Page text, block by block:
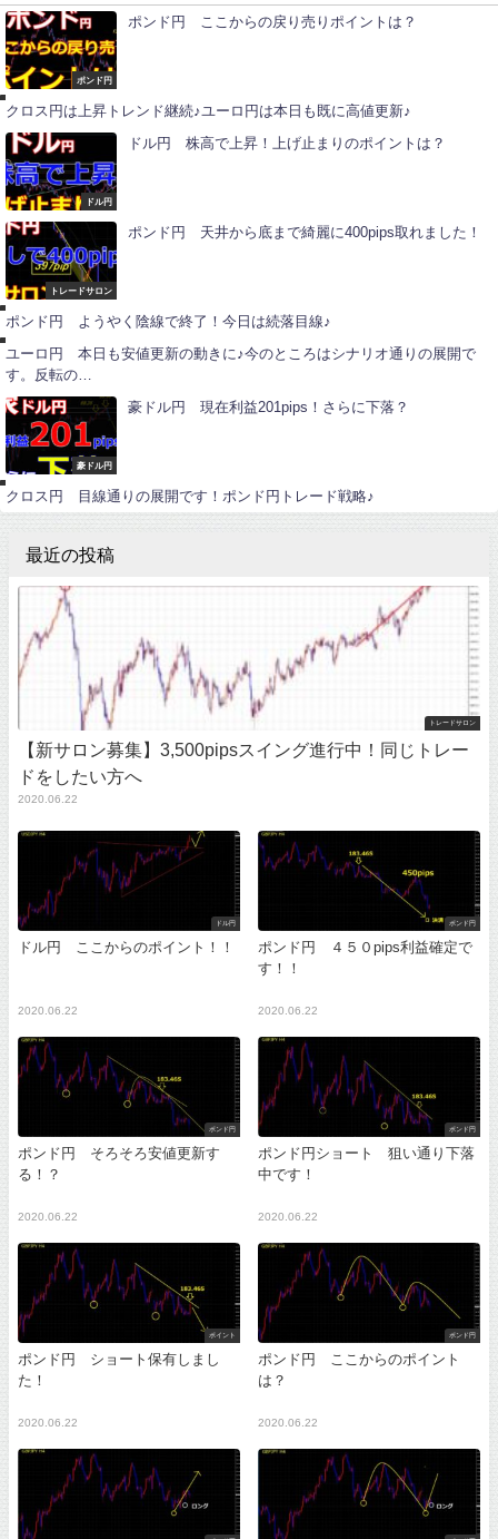
ポンド円
ポンド円 ここからの戻り売りポイントは？
クロス円は上昇トレンド継続♪ユーロ円は本日も既に高値更新♪
ドル円
ドル円 株高で上昇！上げ止まりのポイントは？
トレードサロン
ポンド円 天井から底まで綺麗に400pips取れました！
ポンド円 ようやく陰線で終了！今日は続落目線♪
ユーロ円 本日も安値更新の動きに♪今のところはシナリオ通りの展開で
す。反転の…
豪ドル円
豪ドル円 現在利益201pips！さらに下落？
クロス円 目線通りの展開です！ポンド円トレード戦略♪
最近の投稿
トレードサロン
【新サロン募集】3,500pipsスイング進行中！同じトレー
ドをしたい方へ
2020.06.22
ドル円
ドル円 ここからのポイント！！
2020.06.22
ポンド円
ポンド円 ４５０pips利益確定で
す！！
2020.06.22
ポンド円
ポンド円 そろそろ安値更新す
る！？
2020.06.22
ポンド円
ポンド円ショート 狙い通り下落
中です！
2020.06.22
ポイント
ポンド円 ショート保有しまし
た！
2020.06.22
ポンド円
ポンド円 ここからのポイント
は？
2020.06.22